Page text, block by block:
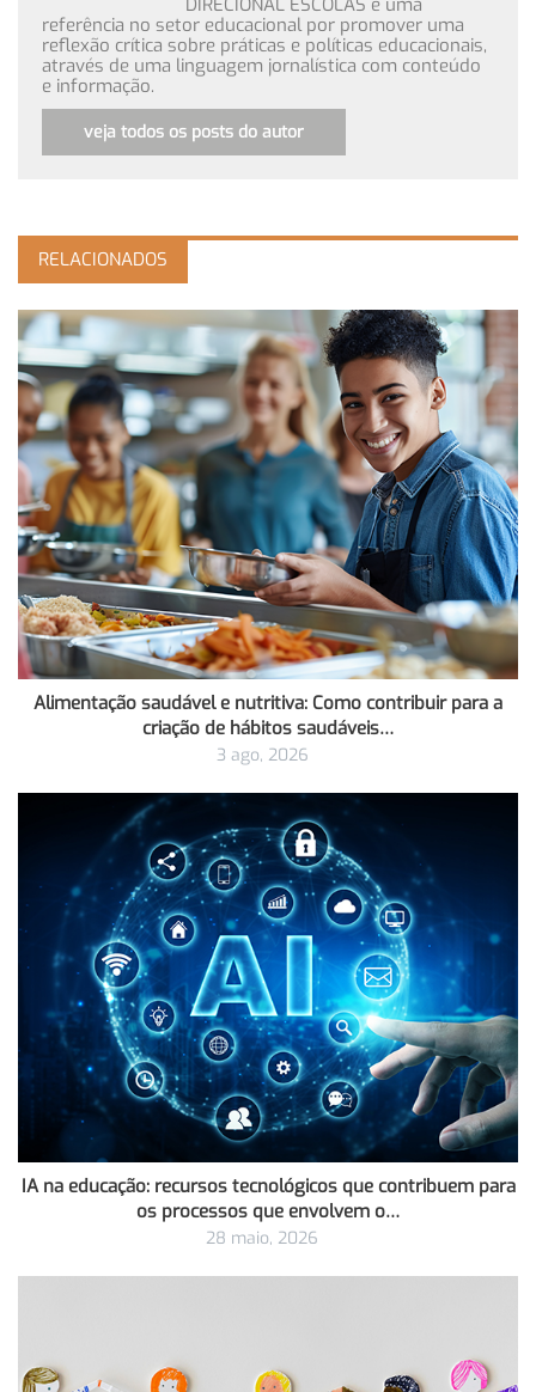
referência no setor educacional por promover uma
reflexão crítica sobre práticas e políticas educacionais,
através de uma linguagem jornalística com conteúdo
e informação.
veja todos os posts do autor
RELACIONADOS
Alimentação saudável e nutritiva: Como contribuir para a
criação de hábitos saudáveis…
3 ago, 2026
IA na educação: recursos tecnológicos que contribuem para
os processos que envolvem o…
28 maio, 2026